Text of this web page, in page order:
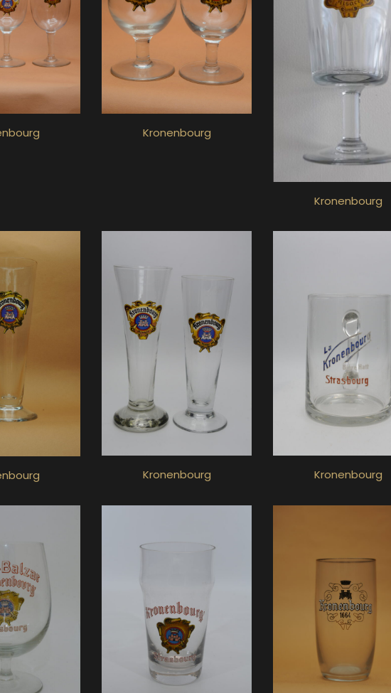
Kronenbourg
Kronenbourg
Kronenbourg Kronenbourg